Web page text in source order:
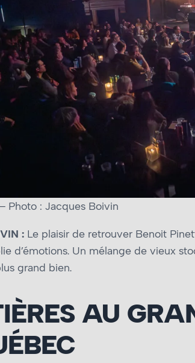
Photo : Jacques Boivin
: Le plaisir de retrouver Benoit
d’émotions. Un mélange de vieux
grand bien.
AU